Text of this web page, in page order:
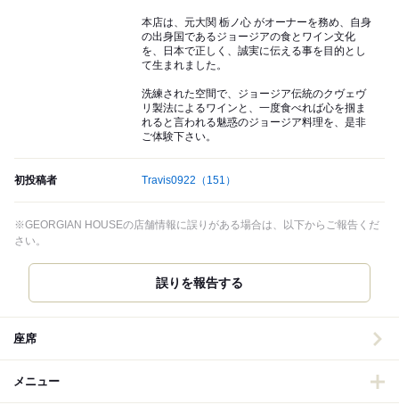
本店は、元大関 栃ノ心 がオーナーを務め、自身
の出身国であるジョージアの食とワイン文化
を、日本で正しく、誠実に伝える事を目的とし
て生まれました。
洗練された空間で、ジョージア伝統のクヴェヴ
リ製法によるワインと、一度食べれば心を掴ま
れると言われる魅惑のジョージア料理を、是非
ご体験下さい。
初投稿者 Travis0922 （151）
※GEORGIAN HOUSEの店舗情報に誤りがある場合は、以下からご報告くだ
さい。
誤りを報告する
座席
メニュー